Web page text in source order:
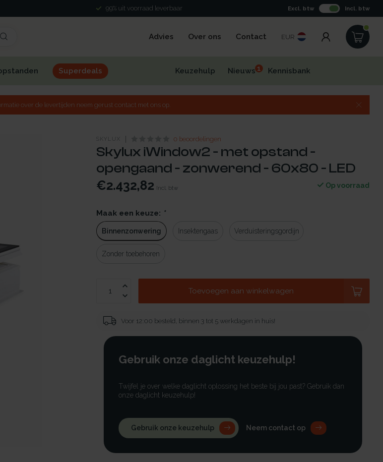
99% uit voorraad leverbaar Excl. btw Incl. btw
Advies Over ons Contact EUR
Superdeals Keuzehulp Nieuws1 Kennisbank
over de levertijden neem gerust contact met ons op.
SKYLUX 0 beoordelingen
Skylux iWindow2 - met opstand -
opengaand - zonwerend - 60x80 - LED
€2.432,82 Incl. btw Op voorraad
Maak een keuze: *
Binnenzonwering Insektengaas Verduisteringsgordijn
Zonder toebehoren
Toevoegen aan winkelwagen
Voor 12:00 besteld, binnen 3 tot 5 werkdagen in huis!
Gebruik onze daglicht keuzehulp!
Twijfel je over welke daglicht oplossing het beste bij jou past? Gebruik dan
onze daglicht keuzehulp!
Gebruik onze keuzehulp Neem contact op